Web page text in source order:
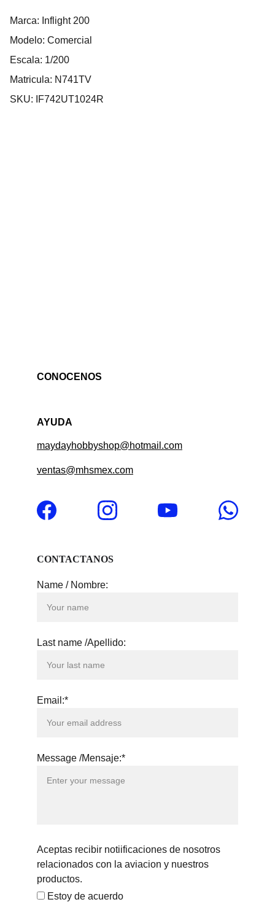
Marca: Inflight 200
Modelo: Comercial
Escala: 1/200
Matricula: N741TV
SKU: IF742UT1024R
CONOCENOS
AYUDA
maydayhobbyshop@hotmail.com
CONTACTANOS
Name / Nombre:
Last name /Apellido:
Email:*
Message /Mensaje:*
Aceptas recibir notiificaciones de nosotros
relacionados con la aviacion y nuestros
productos.
Estoy de acuerdo
ventas@mhsmex.com